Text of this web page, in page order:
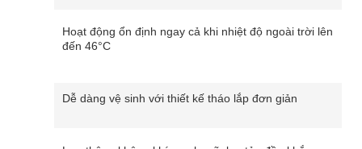
Hoạt động ổn định ngay cả khi nhiệt độ ngoài trời lên
đến 46°C
Dễ dàng vệ sinh với thiết kế tháo lắp đơn giản